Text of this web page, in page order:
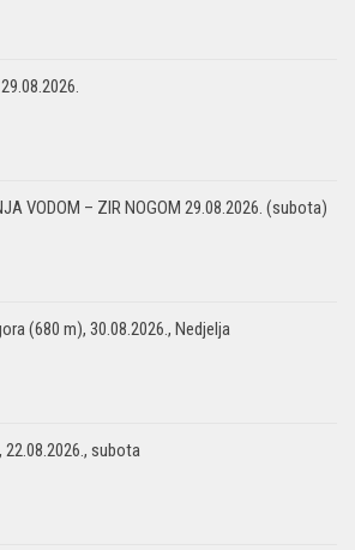
VODOM – ZIR NOGOM 29.08.2026. (subota)
(680 m), 30.08.2026., Nedjelja
subota